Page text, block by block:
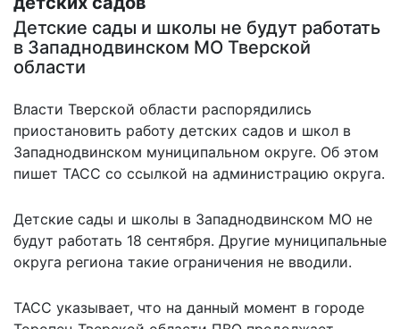
Детские сады и школы не будут работать
в Западнодвинском МО Тверской
области
Власти Тверской области распорядились
приостановить работу детских садов и школ в
Западнодвинском муниципальном округе. Об этом
пишет ТАСС со ссылкой на администрацию округа.
Детские сады и школы в Западнодвинском МО не
будут работать 18 сентября. Другие муниципальные
округа региона такие ограничения не вводили.
ТАСС указывает, что на данный момент в городе